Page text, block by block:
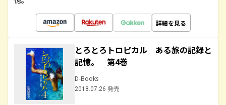
詳細を見る
とろとろトロピカル ある旅の記録と
記憶。 第4巻
D-Books
2018.07.26 発売